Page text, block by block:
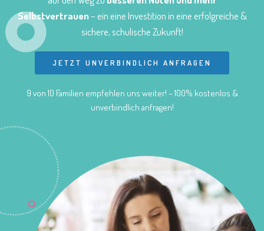
Selbstvertrauen– ein eine Investition in eine erfolgreiche &
sichere, schulische Zukunft!
JETZT UNVERBINDLICH ANFRAGEN
9 von 10 Familien empfehlen uns weiter! – 100% kostenlos &
unverbindlich anfragen!